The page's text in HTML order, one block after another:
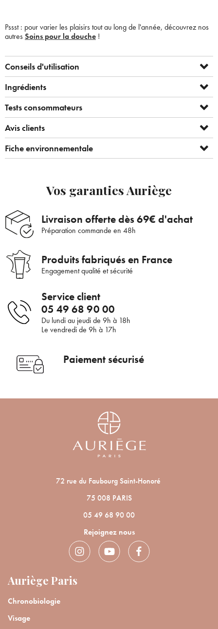
Supprimer le produit ? ×
Voulez-vous vraiment supprimer le produit suivant du
ANNULER
Pssst : pour varier les plaisirs tout au long de l'année, découvrez nos
autresSoins pour la douche !
Conseils d'utilisation
Ingrédients
Tests consommateurs
Avis clients
Fiche environnementale
Vos garanties Auriège
Livraison offerte dès 69€ d'achat
Préparation commande en 48h
Produits fabriqués en France
Engagement qualité et sécurité
Service client
05 49 68 90 00
Du lundi au jeudi de 9h à 18h
Le vendredi de 9h à 17h
Paiement sécurisé
72 rue du Faubourg Saint-Honoré
75 008 PARIS
05 49 68 90 00
Rejoignez nous
Auriège Paris
Chronobiologie
Visage
Bienvenue !
Pour être au courant de nos dernières
bénéficier de nos conseils de saison, inscrivez-
vous à notre Newsletter.
En renseignant votre adresse e-mail, vous acceptez de recevoir des
communications par e-mail de la part d’Auriège.